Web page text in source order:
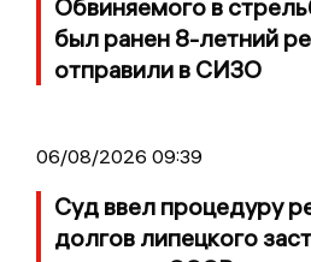
Обвиняемого в
был ранен 8-летний
отправили в СИЗО
06/08/2026 09:39
Суд ввел процедуру
долгов липецкого